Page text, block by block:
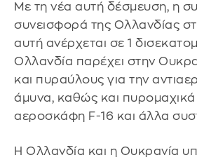
Με τη νέα αυτή δέσμευση, η
συνεισφορά της Ολλανδίας
αυτή ανέρχεται σε 1
Ολλανδία παρέχει στην
και πυραύλους για την
άμυνα, καθώς και πυρομαχικά
αεροσκάφη F-16 και άλλα
Η Ολλανδία και η Ουκρανία